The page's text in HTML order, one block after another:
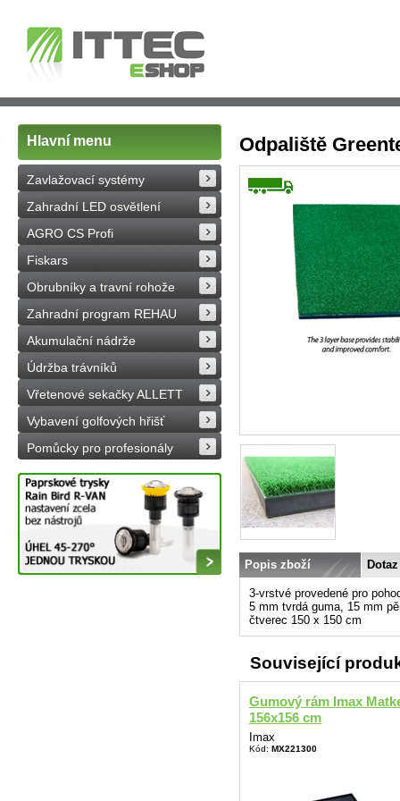
Hlavní menu
Zavlažovací systémy
Zahradní LED osvětlení
AGRO CS Profi
Fiskars
Obrubníky a travní rohože
Zahradní program REHAU
Akumulační nádrže
Údržba trávníků
Vřetenové sekačky ALLETT
Vybavení golfových hřišť
Pomůcky pro profesionály
Odpaliště
Popis zboží
3-vrstvé provedené pro
5 mm tvrdá guma, 15 mm
čtverec 150 x 150 cm
Související
Gumový rám Imax
156x156 cm
Imax
Kód: MX221300